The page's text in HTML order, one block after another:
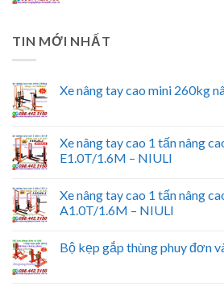
TIN MỚI NHẤT
Xe nâng tay cao mini 260kg
Xe nâng tay cao 1 tấn nâng
E1.0T/1.6M – NIULI
Xe nâng tay cao 1 tấn nâng
A1.0T/1.6M – NIULI
Bộ kẹp gắp thùng phuy đơn